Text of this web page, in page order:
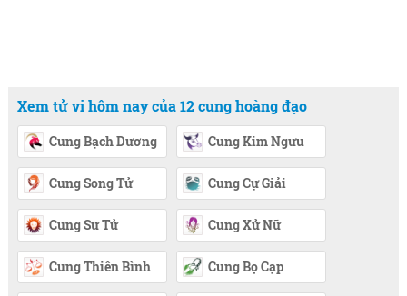
Xem tử vi hôm nay của 12 cung hoàng đạo
Cung Bạch Dương Cung Kim Ngưu
Cung Song Tử Cung Cự Giải
Cung Sư Tử Cung Xử Nữ
Cung Thiên Bình Cung Bọ Cạp